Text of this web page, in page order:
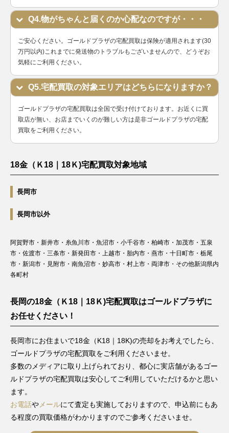
Q4.物がちゃんと届くのか心配なのですが・・・
ご安心ください。ゴールドプラザの宅配買取は保険が適用されます(30
万円以内)これまでに発送物のトラブルもございませんので、どうぞお
気軽にご利用ください。
Q5.宅配買取の対象エリアはどちらになりますか？
ゴールドプラザの宅配買取は全国で受け付けております。お近くに買
取店が無い、お店までいくのが難しい方は是非ゴールドプラザの宅配
買取をご利用ください。
18金（Ｋ18｜18Ｋ)宅配買取対象地域
長岡市
長岡市以外
阿賀野市・新井市・糸魚川市・魚沼市・小千谷市・柏崎市・加茂市・五泉
市・佐渡市・三条市・新発田市・上越市・胎内市・燕市・十日町市・栃尾
市・新潟市・見附市・南魚沼市・妙高市・村上市・両津市・その他新潟県内
各町村
長岡の18金（Ｋ18｜18Ｋ)宅配買取はゴールドプラザに
お任せください！
長岡市にお住まいで18金（K18｜18K)の売却をお考えでしたら、
ゴールドプラザの宅配買取をご利用くださいませ。
多数のメディアに取り上げられており、都心に実店舗があるゴー
ルドプラザの宅配買取は安心してご利用していただけるかと思い
ます。
お電話や メールにて査定も実施しておりますので、申込前にもあ
る程度の買取価格がわかりますのでご参考くださいませ。